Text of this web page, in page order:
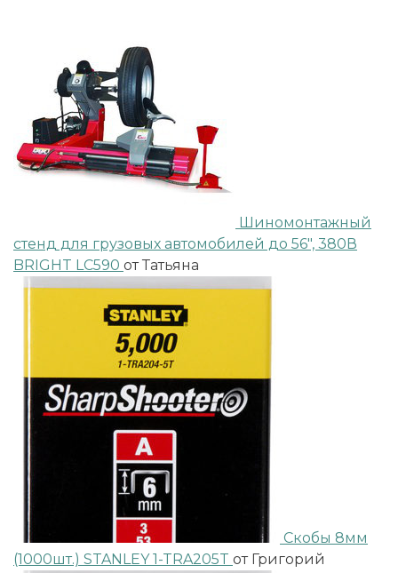
Шиномонтажный
стенд для грузовых автомобилей до 56", 380В
BRIGHT LC590 от Татьяна
Скобы 8мм
(1000шт.) STANLEY 1-TRA205T от Григорий